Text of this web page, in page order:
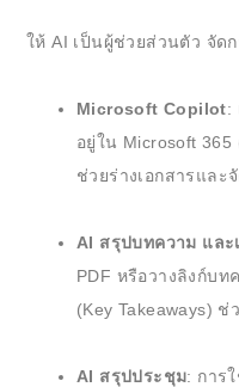
ให้ AI เป็นผู้ช่วยส่วนตัว จัด
Microsoft Copilot:
อยู่ใน Microsoft 365
ช่วยร่างเอกสารและ
AI สรุปบทความ และ
PDF หรือวางลิงก์บ
(Key Takeaways) ช่
AI สรุปประชุม: การ